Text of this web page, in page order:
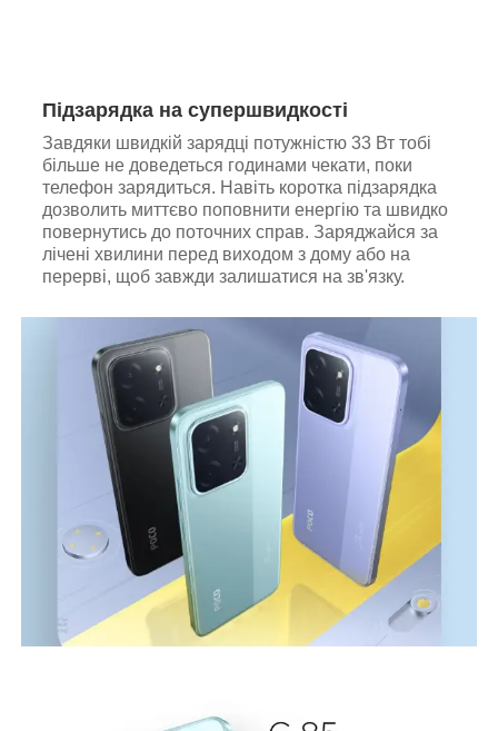
Підзарядка на супершвидкості
Завдяки швидкій зарядці потужністю 33 Вт тобі
більше не доведеться годинами чекати, поки
телефон зарядиться. Навіть коротка підзарядка
дозволить миттєво поповнити енергію та швидко
повернутись до поточних справ. Заряджайся за
лічені хвилини перед виходом з дому або на
перерві, щоб завжди залишатися на зв'язку.